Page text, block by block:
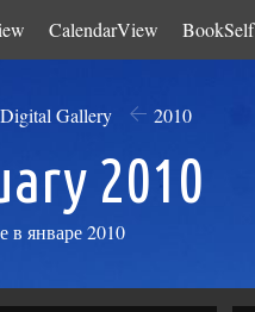
CalendarView BookSelf
Gallery 2010
2010
в январе 2010